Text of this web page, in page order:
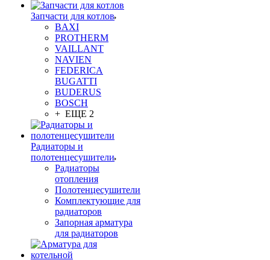
Запчасти для котлов
BAXI
PROTHERM
VAILLANT
NAVIEN
FEDERICA
BUGATTI
BUDERUS
BOSCH
+ ЕЩЕ 2
Радиаторы и
полотенцесушители
Радиаторы
отопления
Полотенцесушители
Комплектующие для
радиаторов
Запорная арматура
для радиаторов